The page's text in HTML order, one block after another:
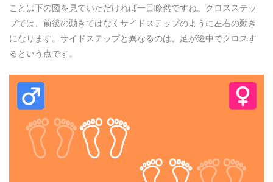
ことは下の図を見ていただければ一目瞭然ですね。クロスステッ
プでは、前後の動きではなくサイドステップのように左右の動き
になります。サイドステップと異なるのは、足が途中でクロスす
るという点です。